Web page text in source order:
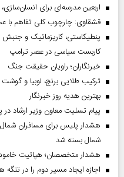
اربعین مدرسه‌ای برای
قشقاوی: چارچوب کلی تفاهم
پنطیکاستی، کاریزماتیک و جنبش
کاربست سیاسی در عصر ترامپ
خبرنگاران؛ راویان حقیقت جنگ
ترکیب طلایی برنج، لوبیا و
بهترین هدیه روز خبرنگار
پیام تسلیت معاون وزیر ارشاد در
هشدار پلیس برای مسافران
شمال بسته شد
هشدار متخصصان؛ هپاتیت
اجازه ایجاد مسیر دوم را در